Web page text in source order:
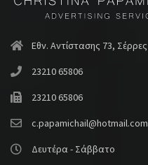
Εθν. Αντίστασης 73, Σέρρες
23210 65806
23210 65806
c.papamichail@hotmail.com
Δευτέρα - Σάββατο